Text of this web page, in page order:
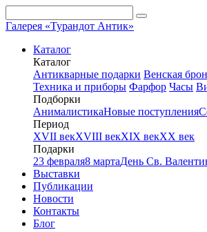
Галерея «Турандот Антик»
Каталог
Каталог
Антикварные подарки Венская
Техника и приборы Фарфор Часы
Подборки
АнималистикаНовые поступления
Период
XVII векXVIII векXIX векXX век
Подарки
23 февраля8 мартаДень Св.
Выставки
Публикации
Новости
Контакты
Блог